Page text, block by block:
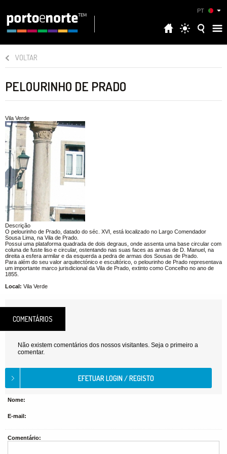
PT
VOLTAR
PELOURINHO DE PRADO
Vila Verde
Descrição
O pelourinho de Prado, datado do séc. XVI, está localizado no Largo Comendador
Sousa Lima, na Vila de Prado.
Possui uma plataforma quadrada de dois degraus, onde assenta uma base circular com
coluna de fuste liso e circular, ostentando nas suas faces as armas de D. Manuel, na
direita a esfera armilar e da esquerda a pedra de armas dos Sousas de Prado.
Para além do seu valor arquitectónico e escultórico, o pelourinho de Prado representava
um importante marco jurisdicional da Vila de Prado, extinto como Concelho no ano de
1855.
Local: Vila Verde
COMENTÁRIOS
Não existem comentários dos nossos visitantes. Seja o primeiro a
comentar.
Nome:
E-mail:
Comentário: